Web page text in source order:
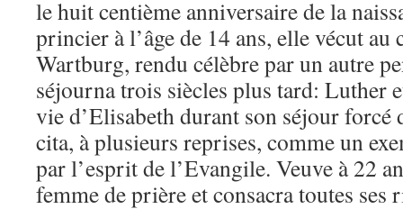
le huit centième anniversaire de la
princier à l’âge de 14 ans, elle vécut au
Wartburg, rendu célèbre par un autre
séjourna trois siècles plus tard: Luther
vie d’Elisabeth durant son séjour forcé
cita, à plusieurs reprises, comme un
par l’esprit de l’Evangile. Veuve à 22
femme de prière et consacra toutes ses